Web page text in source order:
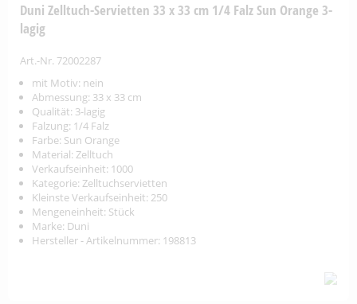
Duni Zelltuch-Servietten 33 x 33 cm 1/4 Falz Sun Orange 3-
lagig
Art.-Nr. 72002287
mit Motiv: nein
Abmessung: 33 x 33 cm
Qualität: 3-lagig
Falzung: 1/4 Falz
Farbe: Sun Orange
Material: Zelltuch
Verkaufseinheit: 1000
Kategorie: Zelltuchservietten
Kleinste Verkaufseinheit: 250
Mengeneinheit: Stück
Marke: Duni
Hersteller - Artikelnummer: 198813